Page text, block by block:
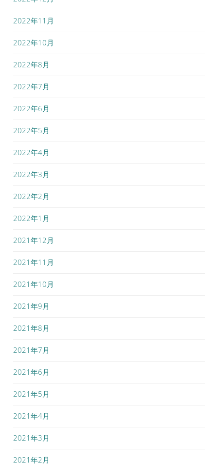
2022年11月
2022年10月
2022年8月
2022年7月
2022年6月
2022年5月
2022年4月
2022年3月
2022年2月
2022年1月
2021年12月
2021年11月
2021年10月
2021年9月
2021年8月
2021年7月
2021年6月
2021年5月
2021年4月
2021年3月
2021年2月